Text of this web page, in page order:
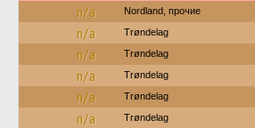
n/a Nordland, прочие
n/a Trøndelag
n/a Trøndelag
n/a Trøndelag
n/a Trøndelag
n/a Trøndelag